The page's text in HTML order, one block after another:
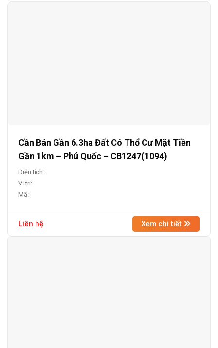
Cần Bán Gần 6.3ha Đất Có Thổ Cư Mặt Tiền
Gần 1km – Phú Quốc – CB1247(1094)
Diện tích:
Vị trí:
Mã:
Liên hệ Xem chi tiết